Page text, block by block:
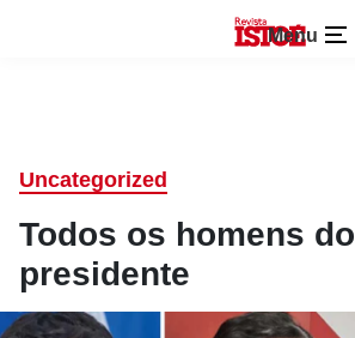
Menu
Uncategorized
Todos os homens do
presidente